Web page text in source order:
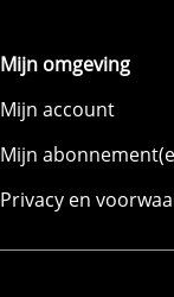
Mijn omgeving
Mijn account
Mijn
Privacy en